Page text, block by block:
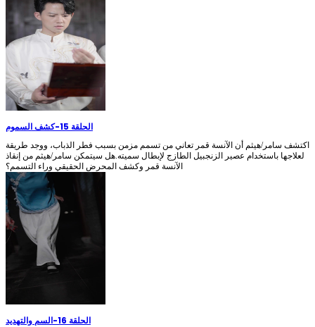
الحلقة 15 -كشف السموم
اكتشف سامر/هيثم أن الآنسة قمر تعاني من تسمم مزمن بسبب فطر الذباب، ووجد طريقة
لعلاجها باستخدام عصير الزنجبيل الطازج لإبطال سميته.هل سيتمكن سامر/هيثم من إنقاذ
الآنسة قمر وكشف المحرض الحقيقي وراء التسمم؟
الحلقة 16 -السم والتهديد